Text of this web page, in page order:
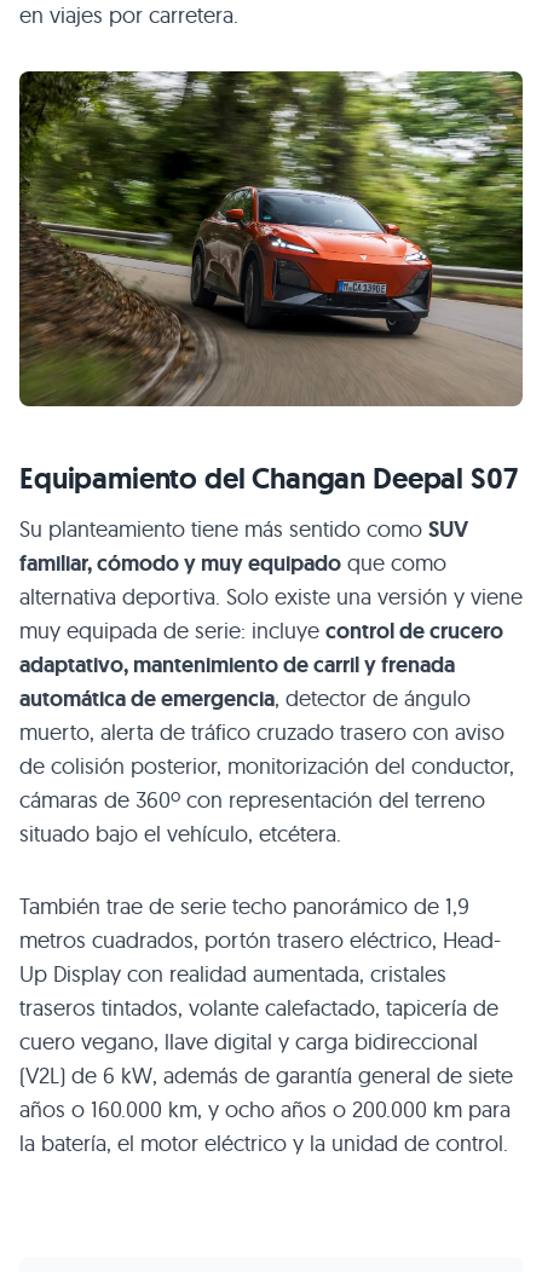
en viajes por carretera.
Equipamiento del Changan Deepal S07
Su planteamiento tiene más sentido como SUV
familiar, cómodo y muy equipado que como
alternativa deportiva. Solo existe una versión y viene
muy equipada de serie: incluye control de crucero
adaptativo, mantenimiento de carril y frenada
automática de emergencia, detector de ángulo
muerto, alerta de tráfico cruzado trasero con aviso
de colisión posterior, monitorización del conductor,
cámaras de 360º con representación del terreno
situado bajo el vehículo, etcétera.
También trae de serie techo panorámico de 1,9
metros cuadrados, portón trasero eléctrico, Head-
Up Display con realidad aumentada, cristales
traseros tintados, volante calefactado, tapicería de
cuero vegano, llave digital y carga bidireccional
(V2L) de 6 kW, además de garantía general de siete
años o 160.000 km, y ocho años o 200.000 km para
la batería, el motor eléctrico y la unidad de control.